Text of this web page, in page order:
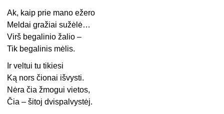
Ak, kaip prie mano ežero
Meldai gražiai sužėlė…
Virš begalinio žalio –
Tik begalinis mėlis.
Ir veltui tu tikiesi
Ką nors čionai išvysti.
Nėra čia žmogui vietos,
Čia – šitoj dvispalvystėj.